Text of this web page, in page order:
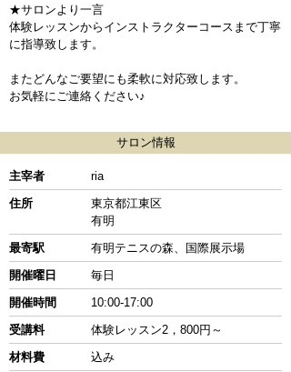
★サロンより一言
体験レッスンからインストラクターコースまで丁寧
に指導致します。
またどんなご要望にも柔軟に対応致します。
お気軽にご連絡ください♪
サロン情報
主宰者
ria
住所
東京都江東区
有明
最寄駅
有明テニスの森、国際展示場
開催曜日
毎日
開催時間
10:00-17:00
受講料
体験レッスン2，800円～
材料費
込み